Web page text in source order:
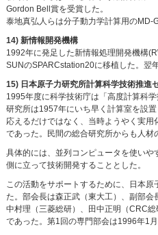
Gordon Bell賞を受賞した。
泰地真弘人らは分子動力学計算用のMD-
14) 新情報開発機構
1992年に発足した新情報処理開発機構
SUNのSPARCstation20に移植した。翌
15) 日本原子力研究所計算科学技術推進
1995年度に科学技術庁は「高度計算科
研究所は1957年にいち早く計算室を設
応えるだけではなく、当時ようやく実
であった。民間の総合研究所からも人材
具体的には、並列コンピュータを使い
側に立って技術開発することとした。
この活動をサポートするために、日本
た。部会長は森正武（東大工）、副部
中村理（三菱総研）、田中正明（CRC
であった。第1回の専門部会は1996年1